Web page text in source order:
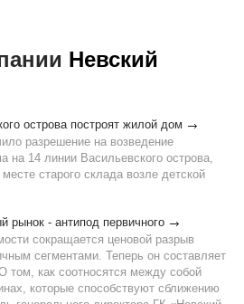
Невский
острова построят жилой дом
разрешение на возведение
на 14 линии Васильевского острова,
старого склада возле детской
- антипод первичного
сокращается ценовой разрыв
сегментами. Теперь он составляет
как соотносятся между собой
которые способствуют сближению